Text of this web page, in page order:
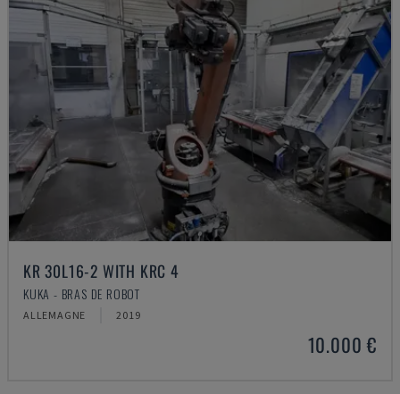
KR 30L16-2 WITH KRC 4
KUKA - BRAS DE ROBOT
ALLEMAGNE 2019
10.000 €